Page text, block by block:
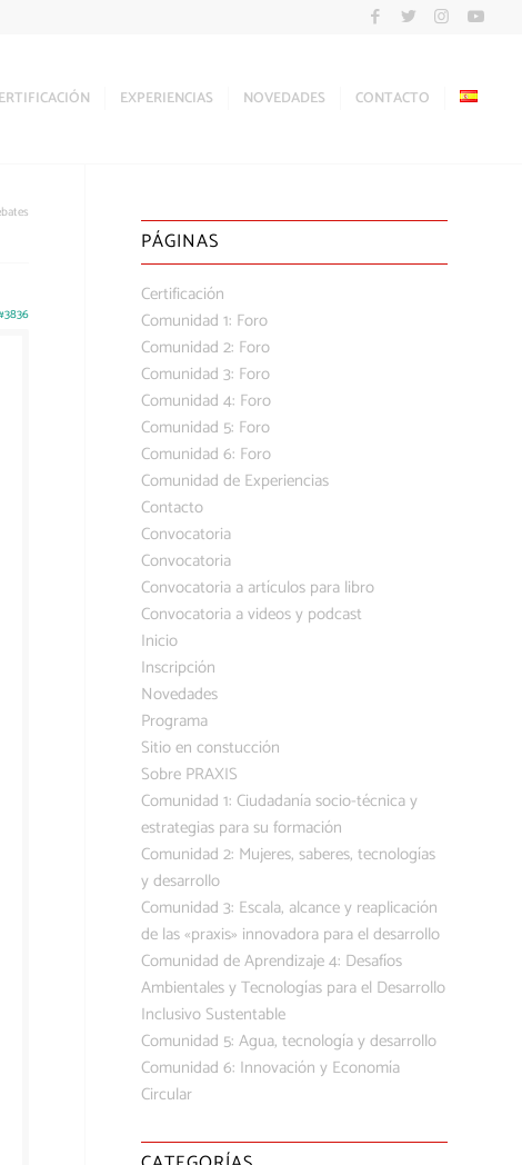
EXPERIENCIAS NOVEDADES CONTACTO
PÁGINAS
Certificación
Comunidad 1: Foro
Comunidad 2: Foro
Comunidad 3: Foro
Comunidad 4: Foro
Comunidad 5: Foro
Comunidad 6: Foro
Comunidad de Experiencias
Contacto
Convocatoria
Convocatoria
Convocatoria a artículos para libro
Convocatoria a videos y podcast
Inicio
Inscripción
Novedades
Programa
Sitio en constucción
Sobre PRAXIS
Comunidad 1: Ciudadanía socio-técnica y
estrategias para su formación
Comunidad 2: Mujeres, saberes, tecnologías
y desarrollo
Comunidad 3: Escala, alcance y reaplicación
de las «praxis» innovadora para el desarrollo
Comunidad de Aprendizaje 4: Desafíos
Ambientales y Tecnologías para el Desarrollo
Inclusivo Sustentable
Comunidad 5: Agua, tecnología y desarrollo
Comunidad 6: Innovación y Economía
Circular